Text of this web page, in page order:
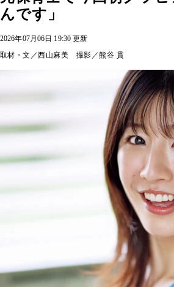
んです」
2026年07月06日 19:30 更新
取材・文／西山麻美 撮影／熊谷 貫